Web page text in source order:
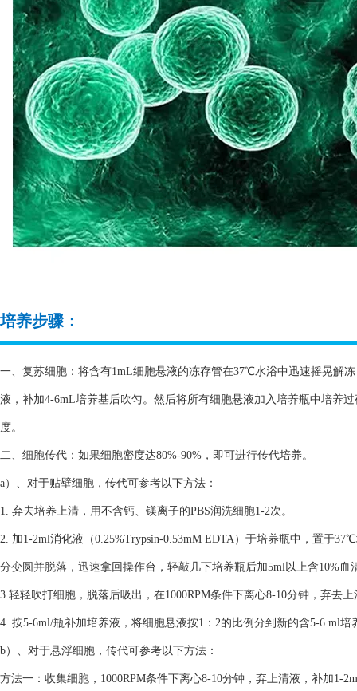
培养步骤：
一、复苏细胞：将含有1mL细胞悬液的冻存管在37℃水浴中迅速摇晃解
液，补加4-6mL培养基后吹匀。然后将所有细胞悬液加入培养瓶中培养
度。
二、细胞传代：如果细胞密度达80%-90%，即可进行传代培养。
a）、对于贴壁细胞，传代可参考以下方法：
1. 弃去培养上清，用不含钙、镁离子的PBS润洗细胞1-2次。
2. 加1-2ml消化液（0.25%Trypsin-0.53mM EDTA）于培养瓶中，置于
分变圆并脱落，迅速拿回操作台，轻敲几下培养瓶后加5ml以上含10%血
3.轻轻吹打细胞，脱落后吸出，在1000RPM条件下离心8-10分钟，弃去
4. 按5-6ml/瓶补加培养液，将细胞悬液按1：2的比例分到新的含5-6 ml培
b）、对于悬浮细胞，传代可参考以下方法：
方法一：收集细胞，1000RPM条件下离心8-10分钟，弃上清液，补加1-